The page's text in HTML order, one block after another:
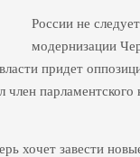
России не
модернизации
придет
хочет завести